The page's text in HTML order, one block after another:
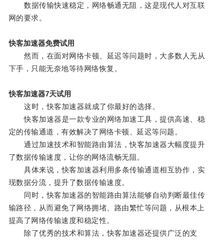
数据传输快速稳定，网络畅通无阻，这是现代人对互联
网的要求。
快客加速器免费试用
然而，在面对网络卡顿、延迟等问题时，大多数人无从
下手，只能无奈地等待网络恢复。
快客加速器7天试用
这时，快客加速器就成了你最好的选择。
快客加速器是一款专业的网络加速工具，提供高速、稳
定的传输通道，有效解决了网络卡顿、延迟等问题。
通过加速技术和智能路由算法，快客加速器大幅度提升
了数据传输速度，让你的网络流畅无阻。
具体来说，快客加速器利用多条传输通道相互协作，实
现数据分流，提升了数据传输速度。
同时，快客加速器的智能路由算法能够自动判断最佳传
输路径，从而避免了网络拥堵、路由繁忙等问题，从根本上
提高了网络传输速度和稳定性。
除了优秀的技术和算法，快客加速器还提供广泛的支